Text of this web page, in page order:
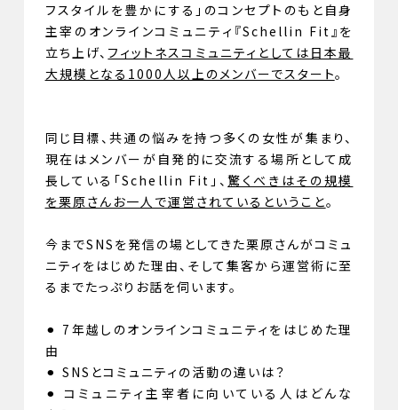
フスタイルを豊かにする」 のコンセプトのもと自身
主宰のオンラインコミュニティ『Schellin Fit』を
立ち上げ、 フィットネスコミュニティとしては日本最
大規模となる1000人以上のメンバーでスタート。
同じ目標、共通の悩みを持つ多くの女性が集まり、
現在はメンバーが自発的に交流する場所として成
長している「Schellin Fit」、驚くべきはその規模
を栗原さんお一人で運営されているということ。
今までSNSを発信の場としてきた栗原さんがコミュ
ニティをはじめた理由、そして集客から運営術に至
るまでたっぷりお話を伺います。
⚫︎ 7年越しのオンラインコミュニティをはじめた理
由
⚫︎ SNSとコミュニティの活動の違いは？
⚫︎ コミュニティ主宰者に向いている人はどんな